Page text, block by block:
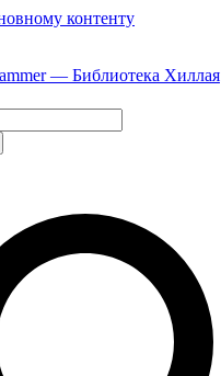
контенту
— Библиотека Хиллая